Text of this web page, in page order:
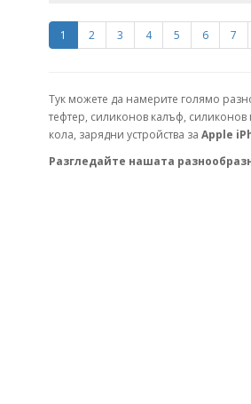
1 2 3 4 5 6 7
Тук можете да намерите голямо
тефтер, силиконов калъф, силиконов
кола, зарядни устройства за Apple
Разгледайте нашата